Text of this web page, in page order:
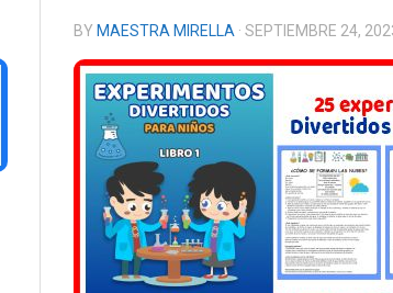
BY MAESTRA MIRELLA · SEPTIEMBRE 24,